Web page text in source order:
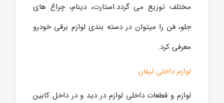
مختلف توزیع می گردد.استارت، دینام، چراغ های
جلو، فن را میتوان در دسته بندی لوازم برقی خودرو
معرفی کرد.
لوازم داخلی لیفان
لوازم و قطعات داخلی لوازم در دید و در داخل کابین